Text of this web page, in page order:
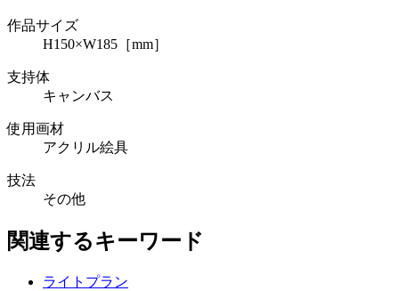
作品サイズ
H150×W185［mm］
支持体
キャンバス
使用画材
アクリル絵具
技法
その他
関連するキーワード
ライトプラン